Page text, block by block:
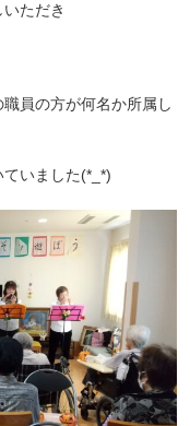
ただき
員の方が何名か所属し
いました(*_*)